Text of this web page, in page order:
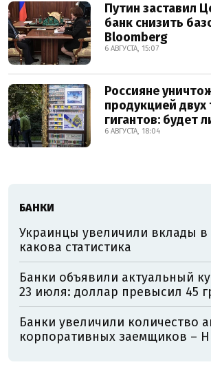
Путин заставил
банк снизить
Bloomberg
6 АВГУСТА, 15:07
Россияне
продукцией двух
гигантов: будет
6 АВГУСТА, 18:04
БАНКИ
Украинцы увеличили вклады в
какова статистика
Банки объявили актуальный
23 июля: доллар превысил 45
Банки увеличили количество
корпоративных заемщиков –